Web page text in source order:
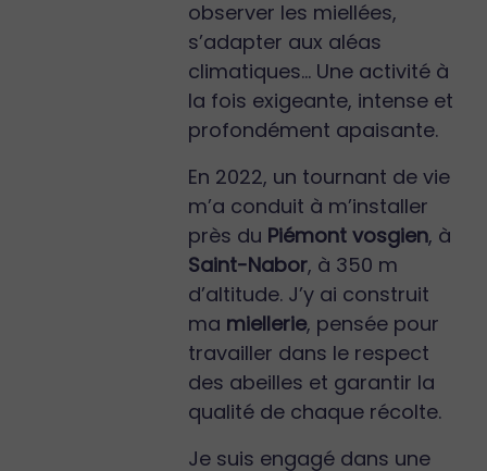
observer les miellées,
s’adapter aux aléas
climatiques… Une activité à
la fois exigeante, intense et
profondément apaisante.
En 2022, un tournant de vie
m’a conduit à m’installer
près du Piémont vosgien, à
Saint-Nabor, à 350 m
d’altitude. J’y ai construit
ma miellerie, pensée pour
travailler dans le respect
des abeilles et garantir la
qualité de chaque récolte.
Je suis engagé dans une